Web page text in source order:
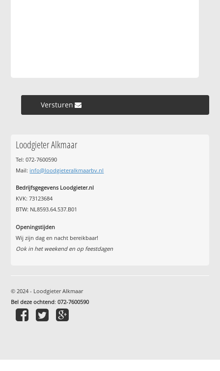
Versturen »
Loodgieter Alkmaar
Tel: 072-7600590
Mail: info@loodgieteralkmaarbv.nl
Bedrijfsgegevens Loodgieter.nl
KVK: 73123684
BTW: NL8593.64.537.B01
Openingstijden
Wij zijn dag en nacht bereikbaar!
Ook in het weekend en op feestdagen
© 2024 - Loodgieter Alkmaar
Bel deze ochtend:072-7600590